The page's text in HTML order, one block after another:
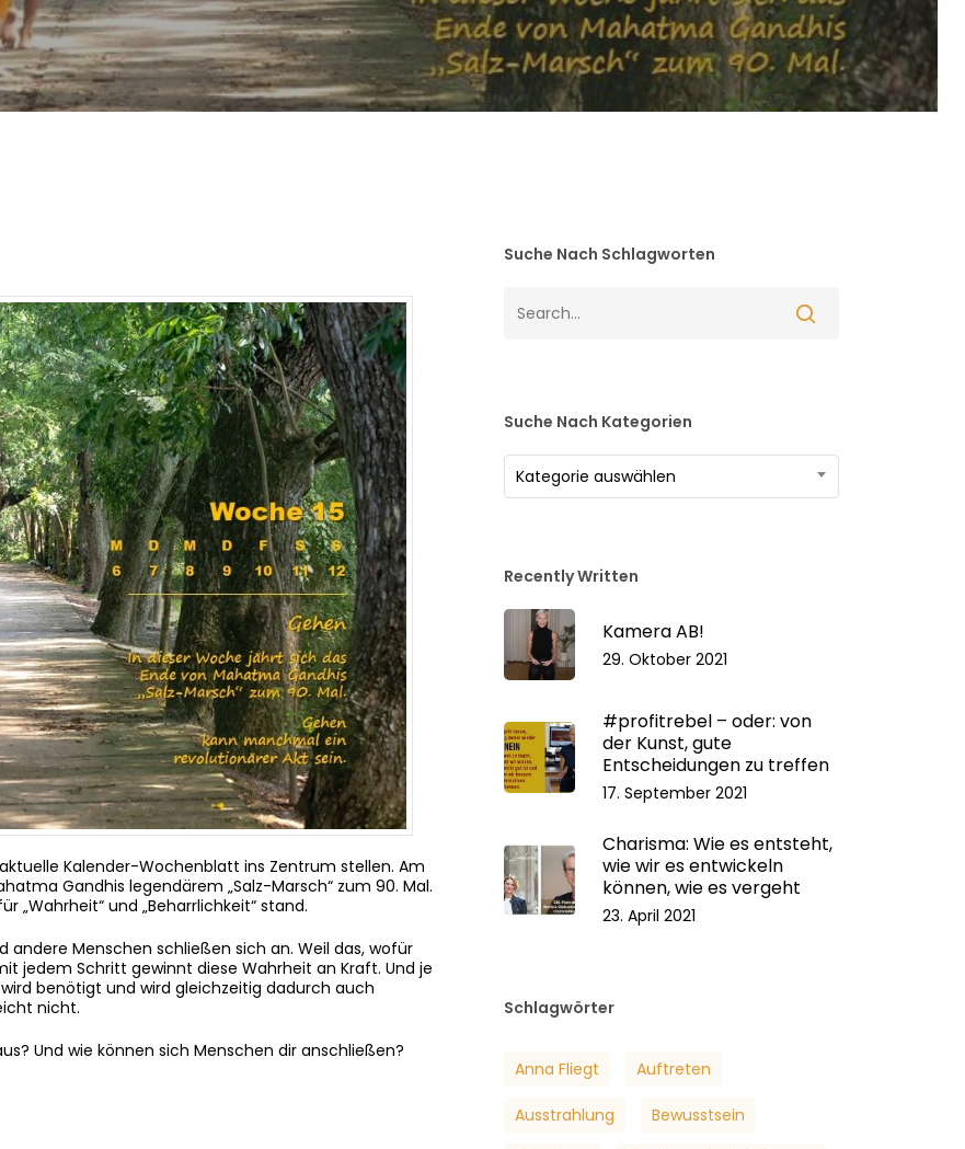
Kalender-Wochenblatt ins Zentrum stellen. Am
Gandhis legendärem „Salz-Marsch“ zum 90. Mal.
„Wahrheit“ und „Beharrlichkeit“ stand.
Menschen schließen sich an. Weil das, wofür
jedem Schritt gewinnt diese Wahrheit an Kraft. Und je
benötigt und wird gleichzeitig dadurch auch
nicht.
Und wie können sich Menschen dir anschließen?
Suche Nach Schlagworten
Suche Nach Kategorien
Suche
nach
Kategorie auswählen
Recently Written
Kamera AB!
29. Oktober 2021
#profitrebel – oder: von
der Kunst, gute
Entscheidungen zu treffen
17. September 2021
Charisma: Wie es entsteht,
wie wir es entwickeln
können, wie es vergeht
23. April 2021
Schlagwörter
Anna Fliegt Auftreten
Ausstrahlung Bewusstsein